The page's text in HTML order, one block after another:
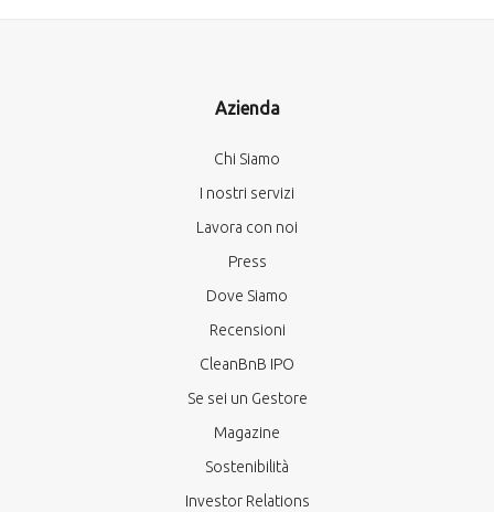
Azienda
Chi Siamo
I nostri servizi
Lavora con noi
Press
Dove Siamo
Recensioni
CleanBnB IPO
Se sei un Gestore
Magazine
Sostenibilità
Investor Relations